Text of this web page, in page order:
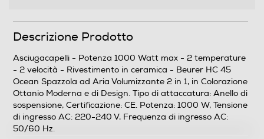
0,475
Informazioni sulla sicurezza del prodotto
Clicca qui
Descrizione Prodotto
Asciugacapelli - Potenza 1000 Watt max - 2 temperature
- 2 velocità - Rivestimento in ceramica - Beurer HC 45
Ocean Spazzola ad Aria Volumizzante 2 in 1, in Colorazione
Ottanio Moderna e di Design. Tipo di attaccatura: Anello di
sospensione, Certificazione: CE. Potenza: 1000 W, Tensione
di ingresso AC: 220-240 V, Frequenza di ingresso AC:
50/60 Hz.